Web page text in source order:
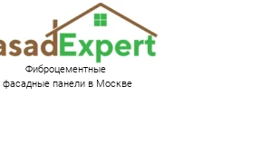
Фиброцементные
фасадные панели в Москве